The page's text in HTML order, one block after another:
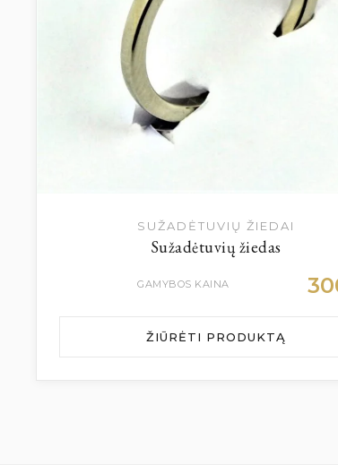
SUŽADĖTUVIŲ ŽIEDAI
Sužadėtuvių žiedas
GAMYBOS KAINA
ŽIŪRĖTI PRODUKTĄ